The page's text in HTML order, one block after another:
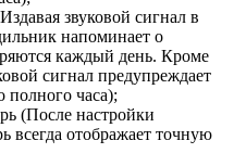
звуковой сигнал в
напоминает о
каждый день. Кроме
сигнал предупреждает
полного часа);
(После настройки
всегда отображает точную